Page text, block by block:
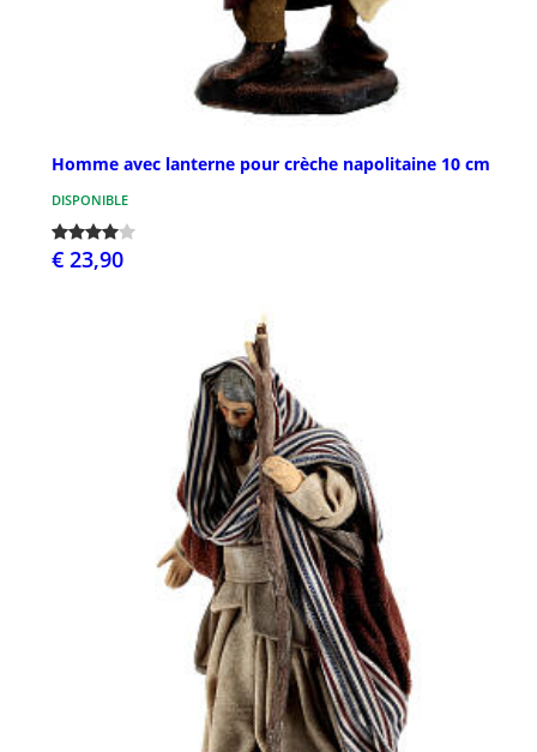
Homme avec lanterne pour crèche napolitaine 10 cm
DISPONIBLE
€ 23,90